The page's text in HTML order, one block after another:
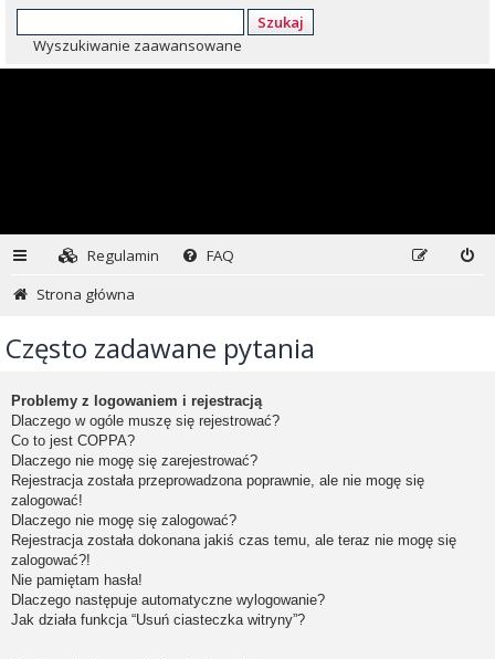
Szukaj
Wyszukiwanie zaawansowane
Regulamin
FAQ
Strona główna
Często zadawane pytania
Problemy z logowaniem i rejestracją
Dlaczego w ogóle muszę się rejestrować?
Co to jest COPPA?
Dlaczego nie mogę się zarejestrować?
Rejestracja została przeprowadzona poprawnie, ale nie mogę się
zalogować!
Dlaczego nie mogę się zalogować?
Rejestracja została dokonana jakiś czas temu, ale teraz nie mogę się
zalogować?!
Nie pamiętam hasła!
Dlaczego następuje automatyczne wylogowanie?
Jak działa funkcja “Usuń ciasteczka witryny”?